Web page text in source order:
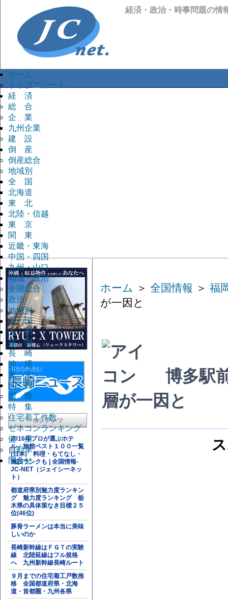
経済・政治・時事問題の情
ホーム
トップニュース
経 済
総 合
企 業
九州企業
建 設
倒 産
倒産総合
地域別
全 国
北海道
東 北
北陸・信越
東 京
関 東
近畿・東海
中国・四国
九州・山口
地域・政治
全国総合
政治
地域別
全 国
九 州
福 岡
長 崎
沖 縄
東 京
関 西
国 際
特 集
住宅着工件数
ゼネコンランキング
健 康
自動車
問合せ
コンテンツ
2016年プロが選ぶホテ
ル・旅館ベスト１００一覧
(日本) 料理・もてなし・
施設ランクも | 全国情報-
JC-NET（ジェイシーネッ
ト）
都道府県別魅力度ランキン
グ 魅力度ランキング 栃
木県の具体策なき目標２５
位(46位)
豚骨ラーメンは本当に美味
しいのか
長崎新幹線はＦＧＴの実験
線 北陸延線はフル規格
へ 九州新幹線長崎ルート
９月までの住宅着工戸数推
移 全国都道府県・北海
道・首都圏・九州各県
ホーム ＞ 全国情報 ＞ 福
が一因と
博多駅
層が一因と